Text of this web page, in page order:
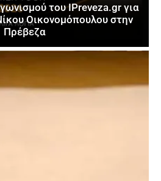
του IPreveza.gr για
Οικονομόπουλου στην
Πρέβεζα